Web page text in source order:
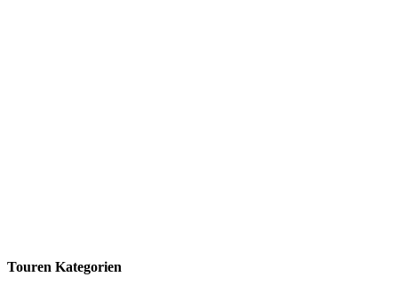
Touren Kategorien